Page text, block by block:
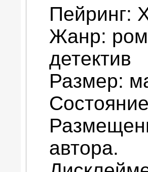
Пейринг:
Жанр:
детектив
Размер:
автора.